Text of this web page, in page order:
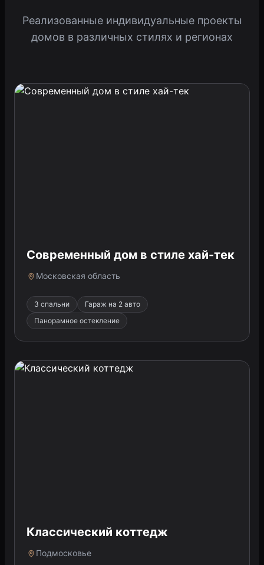
Реализованные индивидуальные проекты
домов в различных стилях и регионах
Современный дом в стиле хай-тек
Московская область
3 спальни
Гараж на 2 авто
Панорамное остекление
Классический коттедж
Подмосковье